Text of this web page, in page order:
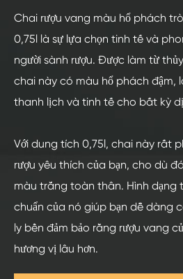
Chai rượu vang màu hổ phách
0,75l là sự lựa chọn tinh tế và
người sành rượu. Được làm từ
chai này có màu hổ phách đậm,
thanh lịch và tinh tế cho bất kỳ
Với dung tích 0,75l, chai này rất
rượu yêu thích của bạn, cho dù
màu trắng toàn thân. Hình dạng
chuẩn của nó giúp bạn dễ dàng
ly bền đảm bảo rằng rượu vang
hương vị lâu hơn.